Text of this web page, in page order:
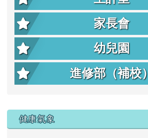
家長會
幼兒園
進修部（補校）
右邊區域內容
健康氣象